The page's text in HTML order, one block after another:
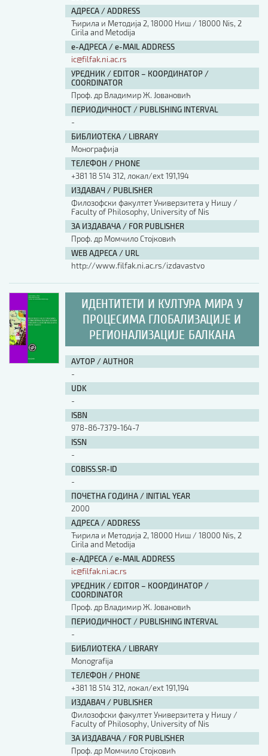
Шаблон прве стране и импресума [B5, лат]
Шаблон прве стране и импресума [B5, енг]
Етички кодекс
ПРЕТРАГА ИЗДАЊА
Наслов или део наслова
АУТОР / AUTHOR
ISSN
АДРЕСА / ADDRESS
Ћирила и Методија 2, 18000 Ниш / 18000 Nis, 2
Cirila and Metodija
е-АДРЕСА / e-MAIL ADDRESS
ic@filfak.ni.ac.rs
УРЕДНИК / EDITOR – КООРДИНАТОР /
COORDINATOR
Проф. др Владимир Ж. Јовановић
ПЕРИОДИЧНОСТ / PUBLISHING INTERVAL
-
БИБЛИОТЕКА / LIBRARY
Монографија
ТЕЛЕФОН / PHONE
+381 18 514 312, локал/ext 191,194
ИЗДАВАЧ / PUBLISHER
Филозофски факултет Универзитета у Нишу /
Faculty of Philosophy, University of Nis
ЗА ИЗДАВАЧА / FOR PUBLISHER
Проф. др Момчило Стојковић
WEB АДРЕСА / URL
http://www.filfak.ni.ac.rs/izdavastvo
ИДЕНТИТЕТИ И КУЛТУРА МИРА У
ПРОЦЕСИМА ГЛОБАЛИЗАЦИЈЕ И
РЕГИОНАЛИЗАЦИЈЕ БАЛКАНА
АУТОР / AUTHOR
-
UDK
-
ISBN
978-86-7379-164-7
ISSN
-
COBISS.SR-ID
-
ПОЧЕТНА ГОДИНА / INITIAL YEAR
2000
АДРЕСА / ADDRESS
Ћирила и Методија 2, 18000 Ниш / 18000 Nis, 2
Cirila and Metodija
е-АДРЕСА / e-MAIL ADDRESS
ic@filfak.ni.ac.rs
УРЕДНИК / EDITOR – КООРДИНАТОР /
COORDINATOR
Проф. др Владимир Ж. Јовановић
ПЕРИОДИЧНОСТ / PUBLISHING INTERVAL
-
БИБЛИОТЕКА / LIBRARY
Monografija
ТЕЛЕФОН / PHONE
+381 18 514 312, локал/ext 191,194
ИЗДАВАЧ / PUBLISHER
Филозофски факултет Универзитета у Нишу /
Faculty of Philosophy, University of Nis
ЗА ИЗДАВАЧА / FOR PUBLISHER
Проф. др Момчило Стојковић